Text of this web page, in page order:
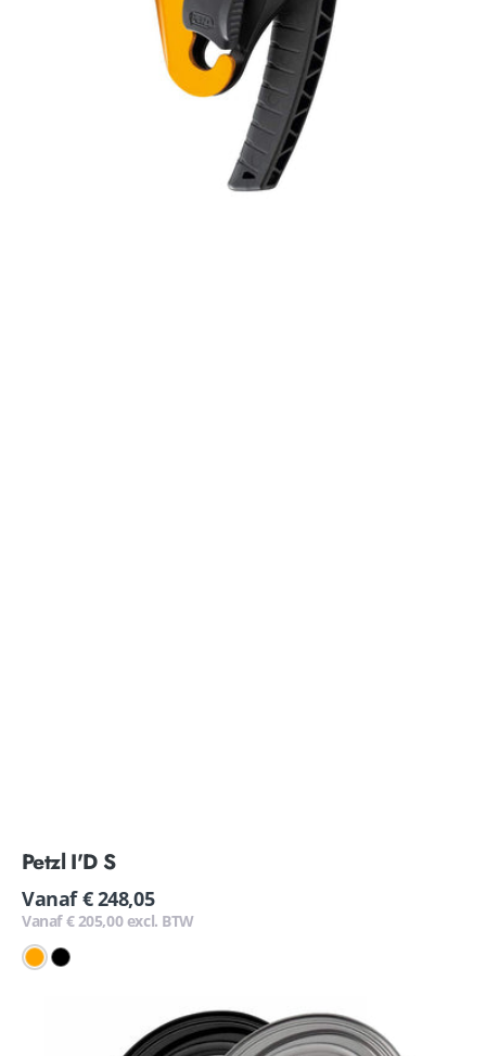
Petzl I'D S
Normale
prijs
Vanaf € 248,05
Vanaf € 205,00 excl. BTW
OrangeBlack